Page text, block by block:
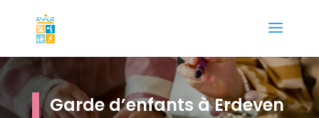
Garde d’enfants à Erdeven